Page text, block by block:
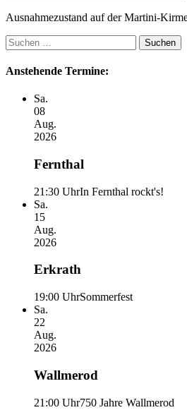
Ausnahmezustand auf der Martini-
Suchen
nach:
Anstehende Termine:
Sa.
08
Aug.
2026
Fernthal
21:30 UhrIn Fernthal rockt's!
Sa.
15
Aug.
2026
Erkrath
19:00 UhrSommerfest
Sa.
22
Aug.
2026
Wallmerod
21:00 Uhr750 Jahre Wallmerod